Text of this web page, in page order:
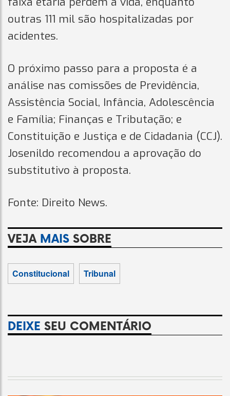
outras 111 mil são hospitalizadas por
acidentes.
O próximo passo para a proposta é a
análise nas comissões de Previdência,
Assistência Social, Infância, Adolescência
e Família; Finanças e Tributação; e
Constituição e Justiça e de Cidadania (CCJ).
Josenildo recomendou a aprovação do
substitutivo à proposta.
Fonte: Direito News.
VEJA MAIS SOBRE
Constitucional Tribunal
DEIXE SEU COMENTÁRIO